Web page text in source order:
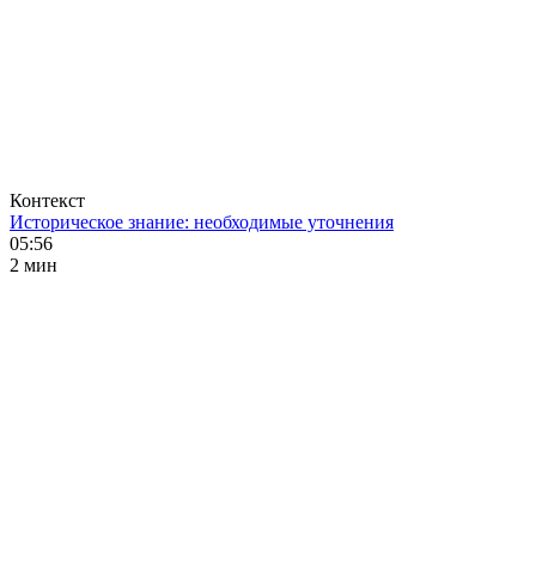
Контекст
Историческое знание: необходимые уточнения
05:56
2 мин